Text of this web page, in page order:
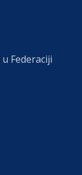
Federaciji